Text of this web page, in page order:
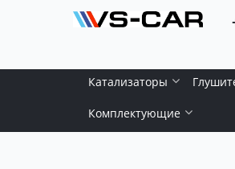
Катализаторы
Комплектующие